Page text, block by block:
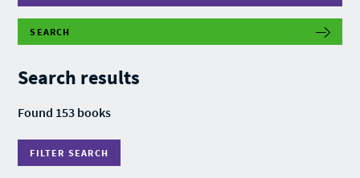
SEARCH
Search results
Found 153 books
FILTER SEARCH
F
T
S
A
R
C